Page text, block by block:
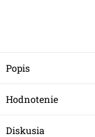
Popis
Hodnotenie
Diskusia